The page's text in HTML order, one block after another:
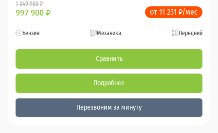
1 049 900 ₽
997 900 ₽ от 11 231 ₽/мес
Бензин Механика Передний
Сравнить
Подробнее
Перезвоним за минуту